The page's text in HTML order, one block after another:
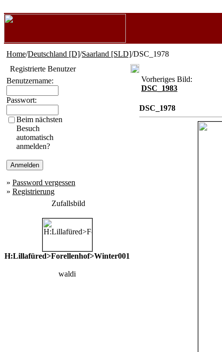
Home/Deutschland [D]/Saarland [SLD]/DSC_1978
Registrierte Benutzer
Benutzername:
Passwort:
Beim nächsten
Besuch
automatisch
anmelden?
» Password vergessen
» Registrierung
Zufallsbild
H:Lillafüred>Forellenhof>Winter001
waldi
Vorheriges Bild:
DSC_1983
DSC_1978